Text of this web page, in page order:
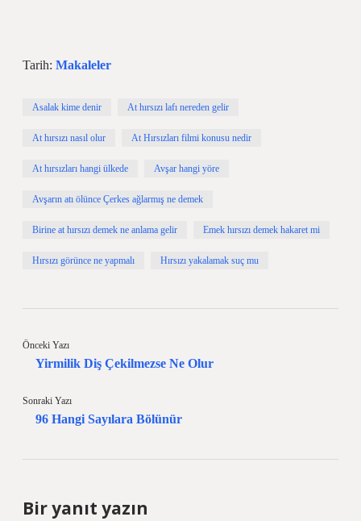
Tarih: Makaleler
Asalak kime denir At hırsızı lafı nereden gelir
At hırsızı nasıl olur At Hırsızları filmi konusu nedir
At hırsızları hangi ülkede Avşar hangi yöre
Avşarın atı ölünce Çerkes ağlarmış ne demek
Birine at hırsızı demek ne anlama gelir Emek hırsızı demek hakaret mi
Hırsızı görünce ne yapmalı Hırsızı yakalamak suç mu
Önceki Yazı
Yirmilik Diş Çekilmezse Ne Olur
Sonraki Yazı
96 Hangi Sayılara Bölünür
Bir yanıt yazın